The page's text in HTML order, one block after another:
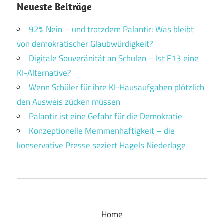
Neueste Beiträge
92% Nein – und trotzdem Palantir: Was bleibt
von demokratischer Glaubwürdigkeit?
Digitale Souveränität an Schulen – Ist F13 eine
KI-Alternative?
Wenn Schüler für ihre KI-Hausaufgaben plötzlich
den Ausweis zücken müssen
Palantir ist eine Gefahr für die Demokratie
Konzeptionelle Memmenhaftigkeit – die
konservative Presse seziert Hagels Niederlage
Home